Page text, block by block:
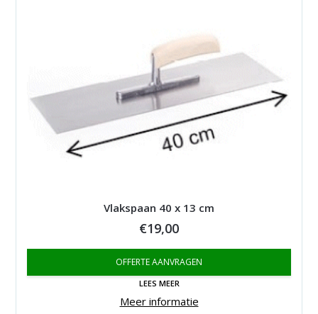
Vlakspaan 40 x 13 cm
€19,00
OFFERTE AANVRAGEN
LEES MEER
Meer informatie